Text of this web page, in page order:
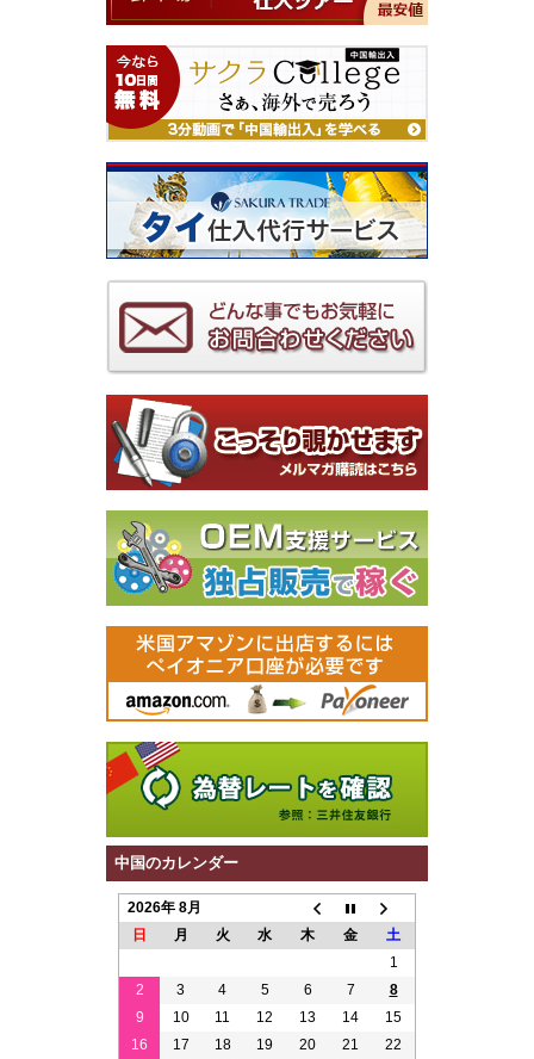
中国のカレンダー
2026年 8月
日
月 火 水 木 金
土
1
2
3 4 5 6 7
8
9
10 11 12 13 14
15
16
17 18 19 20 21
22